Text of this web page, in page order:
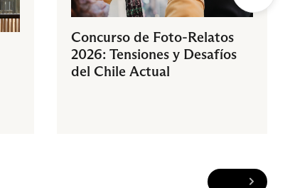
Concurso de Foto-Relatos
2026: Tensiones y Desafíos
del Chile Actual